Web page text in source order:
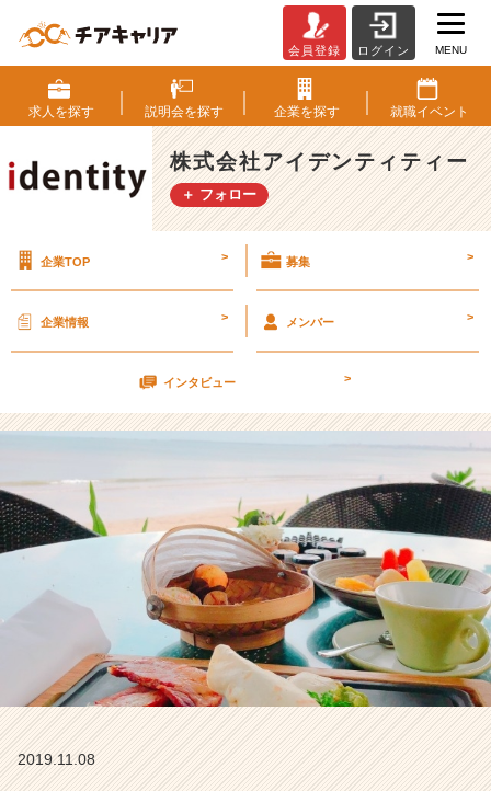
業
旅
行
の
準
備
社
デ
ン
ィ
の
タ
イ
ム
ラ
イ
ン】
|
ベ
会員登録 ログイン MENU
求人を探す 説明会を探す 企業を探す 就職イベント
株式会社アイデンティティー
＋ フォロー
企業TOP > 募集 >
企業情報 > メンバー >
インタビュー >
2019.11.08